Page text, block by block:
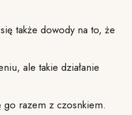
także dowody na to, że
ale takie działanie
go razem z czosnkiem.